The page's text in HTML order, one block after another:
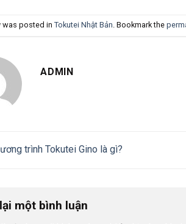
was posted in Tokutei Nhật Bản. Bookmark the
ADMIN
trình Tokutei Gino là gì?
một bình luận